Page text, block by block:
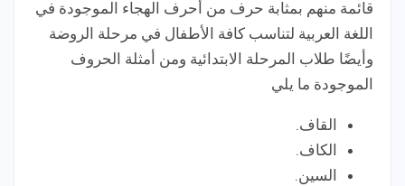
قائمة منهم بمثابة حرف من أحرف الهجاء الموجودة في
اللغة العربية لتناسب كافة الأطفال في مرحلة الروضة
وأيضًا طلاب المرحلة الابتدائية ومن أمثلة الحروف
الموجودة ما يلي
القاف.
الكاف.
السين.